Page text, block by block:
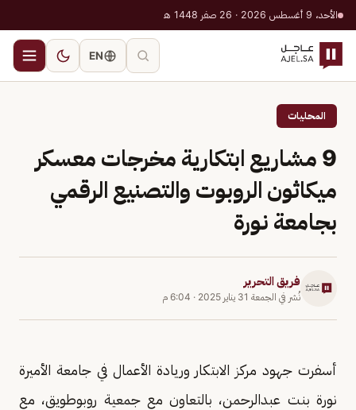
الأحد، 9 أغسطس 2026 · 26 صفر 1448 هـ
EN
المحليات
9 مشاريع ابتكارية مخرجات معسكر
ميكاثون الروبوت والتصنيع الرقمي
بجامعة نورة
فريق التحرير
نُشر في الجمعة 31 يناير 2025 · 6:04 م
أسفرت جهود مركز الابتكار وريادة الأعمال في جامعة الأميرة
نورة بنت عبدالرحمن، بالتعاون مع جمعية روبوطويق، مع